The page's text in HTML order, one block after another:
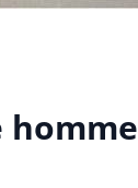
homme